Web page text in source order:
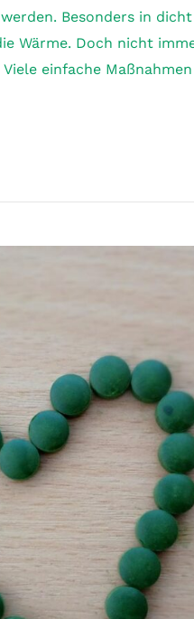
Besonders in
Wärme. Doch nicht
einfache